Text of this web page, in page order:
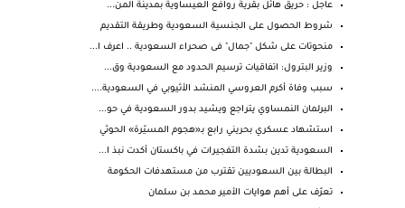
عاجل : حريق هائل بقرية روافع العيساوية بمدينة المن...
شروط الحصول على الجنسية السعودية وطريقة التقديم
منحوتات على شكل "جمال" فى صحراء السعودية .. اعرف ا...
وزير البترول: اتفاقيات ترسيم الحدود مع السعودية وق...
سبب وفاة أكرم العروسي المنشد الأثيوبي في السعودية....
البرلمان النمساوي يتراجع ويشيد بدور السعودية في حو...
استشهاد عسكري بحريني رابع بـ«هجوم المسيّرة» الحوثي
السعودية تدين بشدة التفجيرات في باكستان أكدت نبذ ا...
البطالة بين السعوديين تقترب من مستهدفات الحكومة
تعرّف على أهم هوايات الأمير محمد بن سلمان